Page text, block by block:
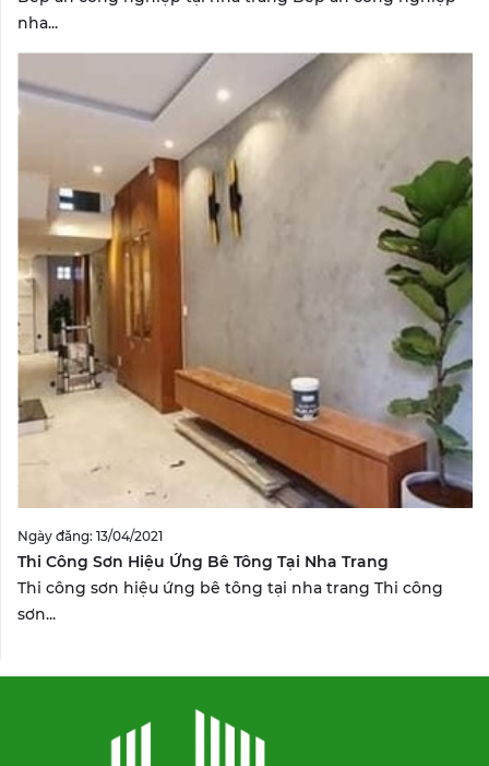
nha...
Ngày đăng: 13/04/2021
Thi Công Sơn Hiệu Ứng Bê Tông Tại Nha Trang
Thi công sơn hiệu ứng bê tông tại nha trang Thi công
sơn...